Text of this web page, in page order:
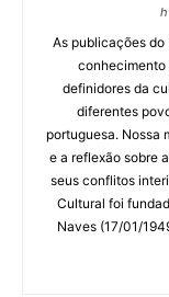
As publicações do
conhecimento
definidores da
diferentes
portuguesa. Nossa
e a reflexão sobre
seus conflitos
Cultural foi
Naves (17/01/